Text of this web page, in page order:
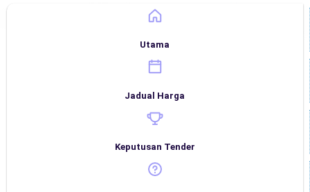
Utama
Jadual Harga
Keputusan Tender